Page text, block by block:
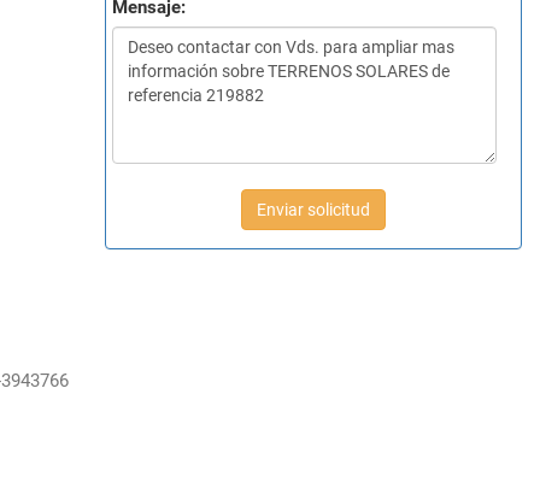
Mensaje:
Enviar solicitud